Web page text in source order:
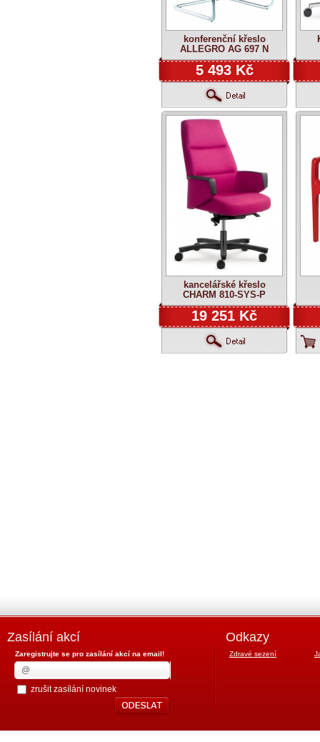
konferenční křeslo
ALLEGRO AG 697 N
5 493 Kč
kancelářské křeslo
CHARM 810-SYS-P
19 251 Kč
Zasílání akcí
Zaregistrujte se pro zasílání akcí na email!
zrušit zasílání novinek
Odkazy
Zdravé sezení